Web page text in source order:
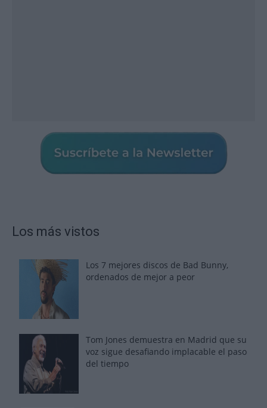
Los más vistos
Los 7 mejores discos de Bad Bunny,
ordenados de mejor a peor
Tom Jones demuestra en Madrid que su
voz sigue desafiando implacable el paso
del tiempo